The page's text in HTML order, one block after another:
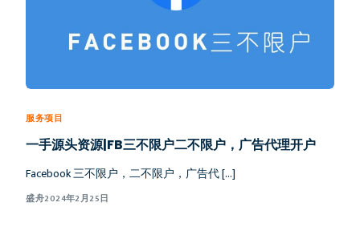
服务项目
一手源头资源|FB三不限户二不限户，广告代理开户
Facebook 三不限户，二不限户，广告代 […]
盛舟2024年2月25日